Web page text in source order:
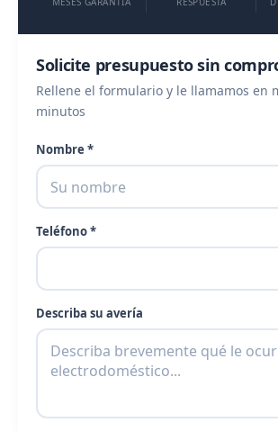
Solicite presupuesto sin
Rellene el formulario y le llamamos en
minutos
Nombre *
Teléfono *
Describa su avería